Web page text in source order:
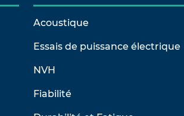
Acoustique
Essais de puissance électrique
NVH
Fiabilité